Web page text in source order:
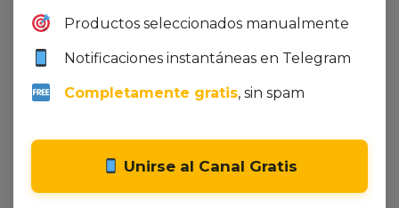
Integer et ornare lacus, id tristique lectus. In
Nulla ultrices at justo sed iaculis. Curabitur eget
egestas ante. Ut vel purus risus. Maecenas ornare
Productos seleccionados manualmente
Notificaciones instantáneas en Telegram
Completamente gratis, sin spam
Unirse al Canal Gratis